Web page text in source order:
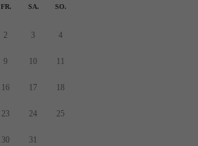
FR. SA. SO.
2 3 4
9 10 11
16 17 18
23 24 25
30 31